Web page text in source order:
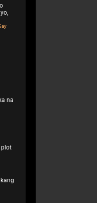
na
plot